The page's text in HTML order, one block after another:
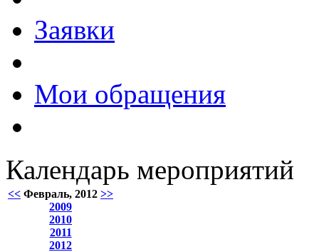
Заявки
Мои обращения
Календарь мероприятий
<< Февраль, 2012 >>
2009
2010
2011
2012